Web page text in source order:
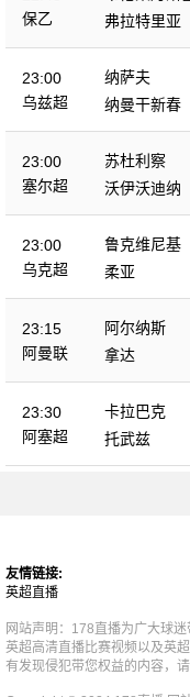
保乙
弗拉特里亚
23:00
乌兹超
纳萨夫
纳曼干新春
23:00
塞尔超
苏杜利察
沃伊沃迪纳
23:00
乌克超
鲁克维尼基
柔亚
23:15
阿曼联
阿尔纳斯
拿达
23:30
阿塞超
卡拉巴克
托武兹
友情链接:
英超直播
网站声明：178直播为广大球
英超高清直播比赛视频以及英
有发现侵犯带您权益的内容，